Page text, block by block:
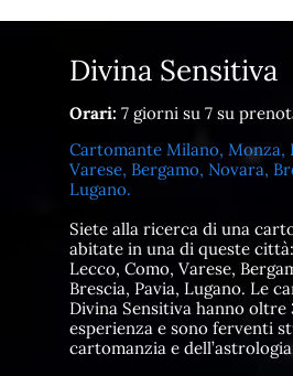
Divina Sensitiva
Orari: 7 giorni su 7 su
Cartomante Milano, Monza,
Varese, Bergamo, Novara,
Lugano.
Siete alla ricerca di una
abitate in una di queste
Lecco, Como, Varese,
Brescia, Pavia, Lugano. Le
Divina Sensitiva hanno oltre
esperienza e sono ferventi
cartomanzia e